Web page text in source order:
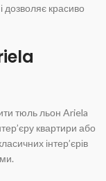
дозволяє красиво
тюль льон Ariela
квартири або
інтер’єрів